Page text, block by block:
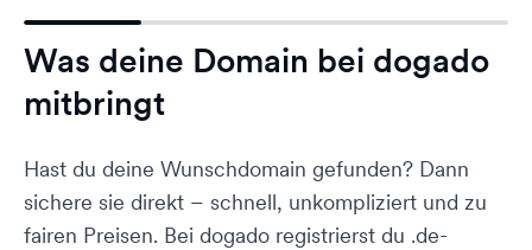
Was deine Domain bei dogado
mitbringt
Hast du deine Wunschdomain gefunden? Dann
sichere sie direkt – schnell, unkompliziert und zu
fairen Preisen. Bei dogado registrierst du .de-